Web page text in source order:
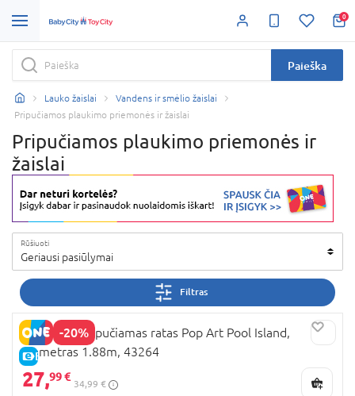
0
Paieška
Lauko žaislai
Vandens ir smėlio žaislai
Pripučiamos plaukimo priemonės ir žaislai
Pripučiamos plaukimo priemonės ir
žaislai
Rūšiuoti
Geriausi pasiūlymai
Filtras
-20%
E-KAINA
BESTWAY pripučiamas ratas Pop Art Pool Island,
diametras 1.88m, 43264
27,99 €
34,99 €